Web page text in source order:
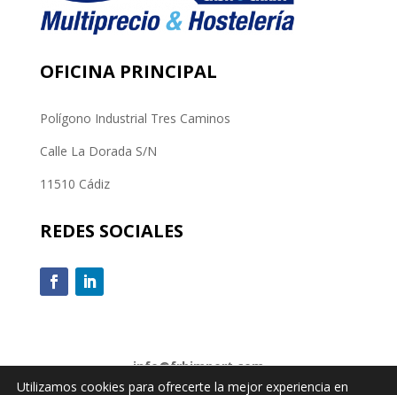
OFICINA PRINCIPAL
Polígono Industrial Tres Caminos
Calle La Dorada S/N
11510 Cádiz
REDES SOCIALES
info@frbimport.com
Utilizamos cookies para ofrecerte la mejor experiencia en